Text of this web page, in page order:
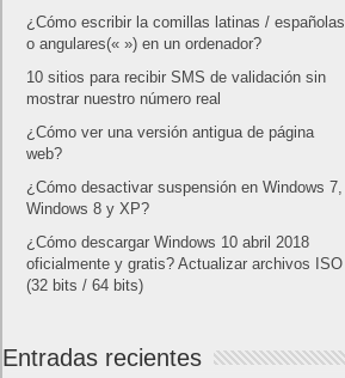
¿Cómo escribir la comillas latinas / españolas
o angulares(« ») en un ordenador?
10 sitios para recibir SMS de validación sin
mostrar nuestro número real
¿Cómo ver una versión antigua de página
web?
¿Cómo desactivar suspensión en Windows 7,
Windows 8 y XP?
¿Cómo descargar Windows 10 abril 2018
oficialmente y gratis? Actualizar archivos ISO
(32 bits / 64 bits)
Entradas recientes